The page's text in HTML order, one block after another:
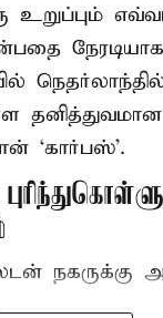
தனித்துவமான
‘கார்பஸ்’.
நகருக்கு